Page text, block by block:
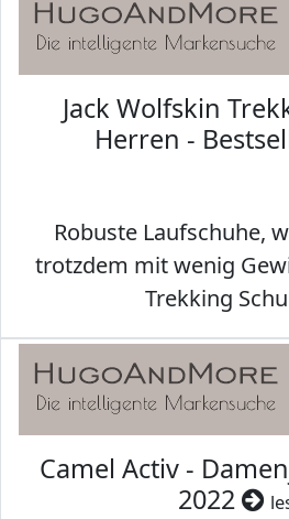
Jack Wolfskin
Herren -
Robuste Laufschuhe,
trotzdem mit wenig
Trekking
Camel Activ -
2022